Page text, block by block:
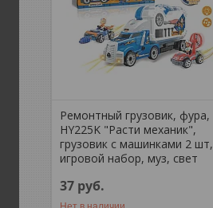
Ремонтный грузовик, фура,
HY225K "Расти механик",
грузовик с машинками 2 шт,
игровой набор, муз, свет
37 руб.